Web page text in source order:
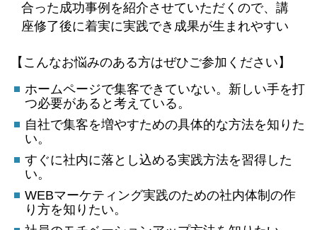
合った成功事例を紹介させていただくので、講
座修了後に着実に実践でき成果が生まれやすい
【こんなお悩みのある方はぜひご参加ください】
ホームページで集客できていない。新しい手を打
つ必要があると考えている。
自社で集客を増やすための具体的な方法を知りた
い。
すぐに社内に落とし込める実践方法を習得した
い。
WEBマーケティング実践のための社内体制の作
り方を知りたい。